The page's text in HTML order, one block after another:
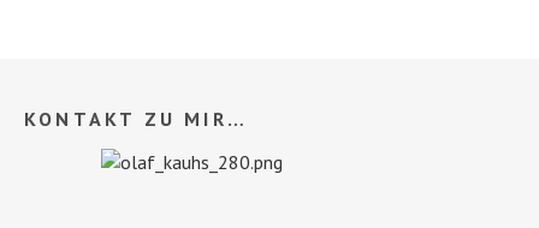
KONTAKT ZU MIR…